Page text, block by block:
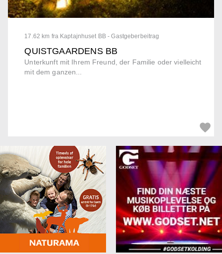
17.62 km fra Kaptajnhuset BB - Gastgeberbeitrag
QUISTGAARDENS BB
Unterkunft mit Ihrem Freund, der Familie oder vielleicht
mit dem ganzen...